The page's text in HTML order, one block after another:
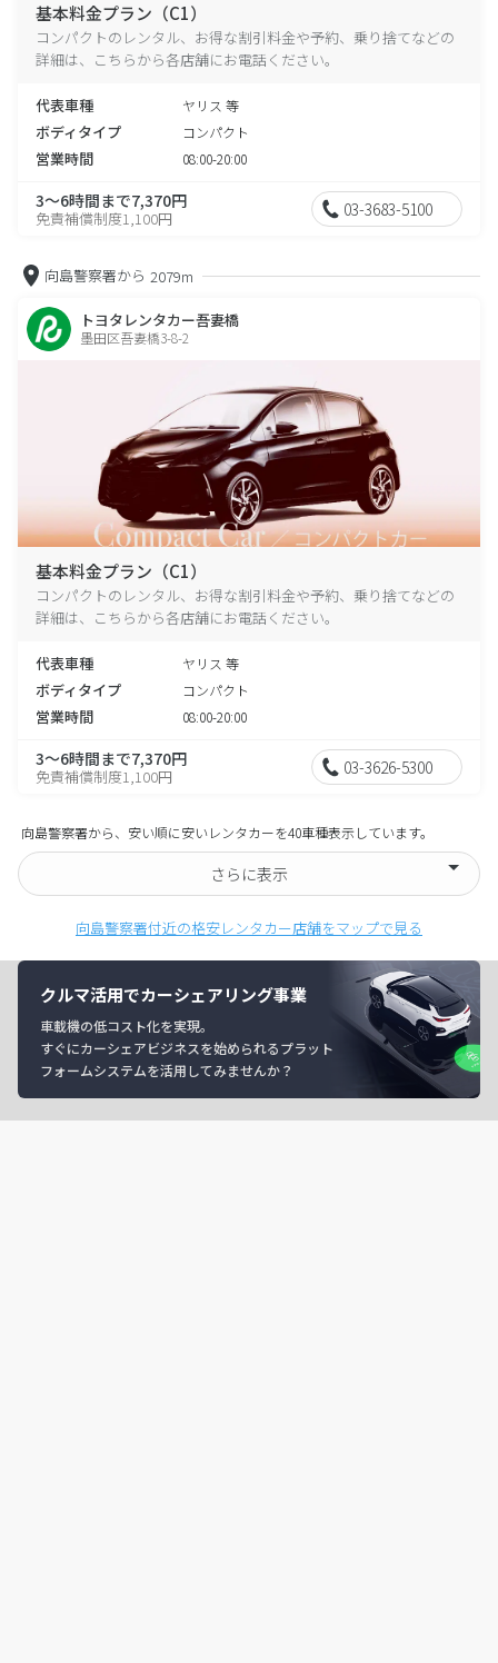
基本料金プラン（C1）
コンパクトのレンタル、お得な割引料金や予約、乗り捨てなどの
詳細は、こちらから各店舗にお電話ください。
代表車種 ヤリス 等
ボディタイプ コンパクト
営業時間 08:00-20:00
3～6時間まで7,370円
免責補償制度1,100円 03-3683-5100
向島警察署から 2079m
トヨタレンタカー吾妻橋
墨田区吾妻橋3-8-2
基本料金プラン（C1）
コンパクトのレンタル、お得な割引料金や予約、乗り捨てなどの
詳細は、こちらから各店舗にお電話ください。
代表車種 ヤリス 等
ボディタイプ コンパクト
営業時間 08:00-20:00
3～6時間まで7,370円
免責補償制度1,100円 03-3626-5300
向島警察署から、安い順に安いレンタカーを40車種表示しています。
さらに表示
向島警察署付近の格安レンタカー店舗をマップで見る
クルマ活用でカーシェアリング事業
車載機の低コスト化を実現。
すぐにカーシェアビジネスを始められるプラット
フォームシステムを活用してみませんか？